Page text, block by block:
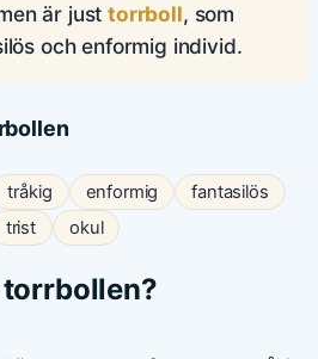
är justtorrboll, som
och enformig individ.
tråkig enformig
fantasilös
trist okul